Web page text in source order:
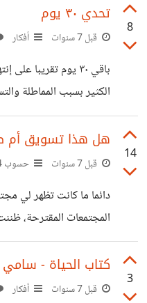
تعاقدت مع هؤلاء
قمت بجولة في الصفحة
البحث والتحقق للوصول
التالية فيها
8
تحدي ٣٠ يوم
قبل 7 سنوات أفكار
باقي ٣٠ يوم تقريبا
الكثير بسبب المماطلة
بتحديد شيء ما للمداومة
جديدة، هو بمثابة تحدي
ولمعرفة قيمة الوقت
يستطيع من يريد إخبارنا
ذكر ما تريد فعله في
14
هل هذا تسويق أم
قبل 7 سنوات حسوب I/O
دائما ما كانت تظهر لي
المجتمعات المقترحة،
التي اتابعها أو بحسب
لكنها تبقى موجودة رغم
أم أنه مجرد صدفة بريئة؟ https://suar.me/La20x
3
كتاب الحياة -
قبل 7 سنوات أفكار